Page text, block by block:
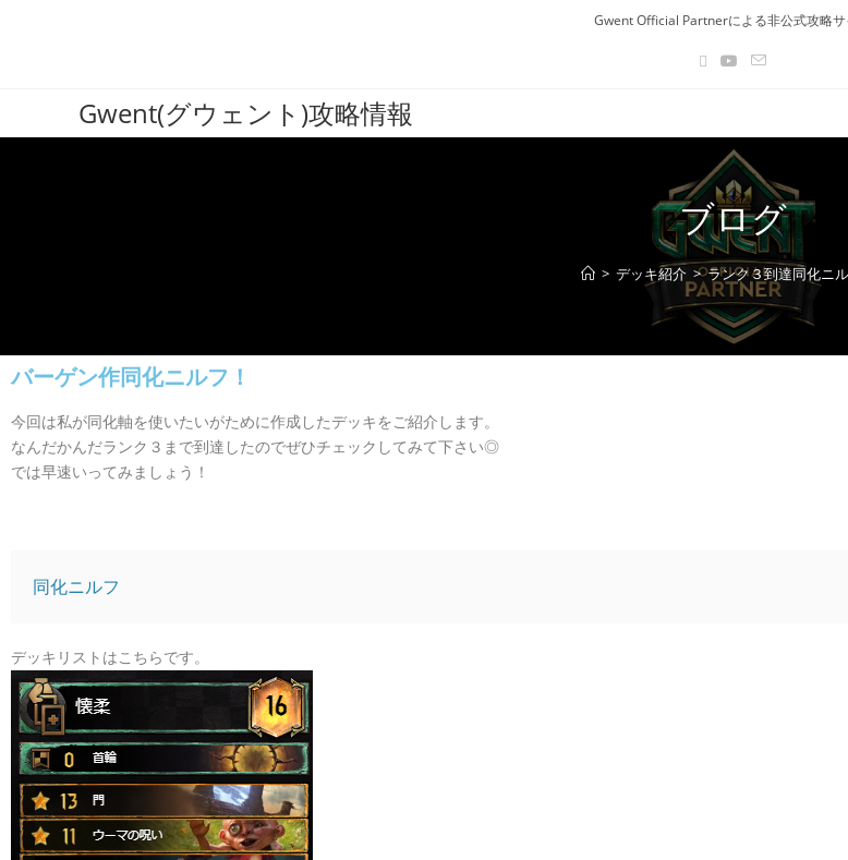
Gwent Official Partnerによる非公式攻略サ
Gwent(グウェント)攻略情報
ブログ
> デッキ紹介 > ランク３到達同化ニ
バーゲン作同化ニルフ！​
今回は私が同化軸を使いたいがために作成したデッキをご紹介します。
なんだかんだランク３まで到達したのでぜひチェックしてみて下さい◎
では早速いってみましょう！
同化ニルフ
デッキリストはこちらです。